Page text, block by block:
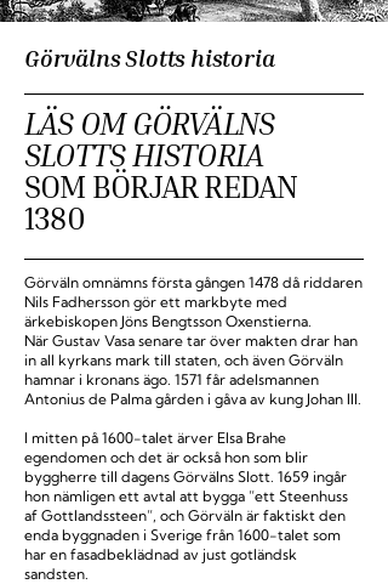
Görvälns Slotts historia
LÄS OM GÖRVÄLNS
SLOTTS HISTORIA
SOM BÖRJAR REDAN
1380
Görväln omnämns första gången 1478 då riddaren
Nils Fadhersson gör ett markbyte med
ärkebiskopen Jöns Bengtsson Oxenstierna.
När Gustav Vasa senare tar över makten drar han
in all kyrkans mark till staten, och även Görväln
hamnar i kronans ägo. 1571 får adelsmannen
Antonius de Palma gården i gåva av kung Johan III.
I mitten på 1600-talet ärver Elsa Brahe
egendomen och det är också hon som blir
byggherre till dagens Görvälns Slott. 1659 ingår
hon nämligen ett avtal att bygga ”ett Steenhuss
af Gottlandssteen”, och Görväln är faktiskt den
enda byggnaden i Sverige från 1600-talet som
har en fasadbeklädnad av just gotländsk
sandsten.